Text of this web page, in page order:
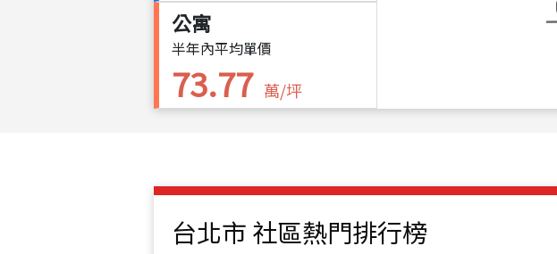
公寓
半年內平均單價
73.77 萬/坪
台北市 社區熱門排行榜